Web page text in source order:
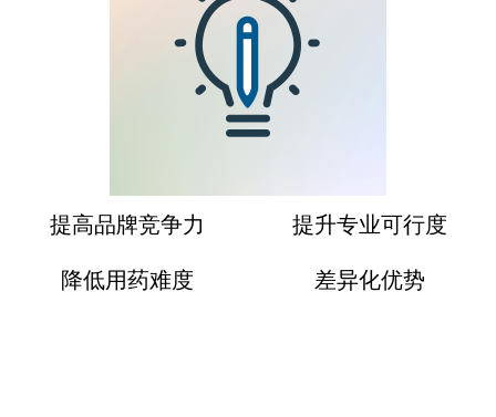
提高品牌竞争力 提升专业可行度
降低用药难度 差异化优势